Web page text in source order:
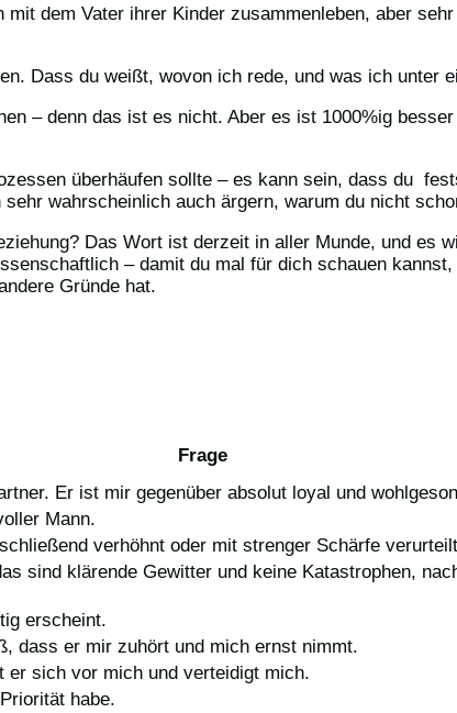
dem Vater ihrer Kinder zusammenleben, aber
Dass du weißt, wovon ich rede, und was ich unter
– denn das ist es nicht. Aber es ist 1000%ig
überhäufen sollte – es kann sein, dass du
wahrscheinlich auch ärgern, warum du nicht
Das Wort ist derzeit in aller Munde, und es
– damit du mal für dich schauen
Gründe hat.
Frage
Er ist mir gegenüber absolut loyal und
Mann.
verhöhnt oder mit strenger Schärfe
sind klärende Gewitter und keine Katastrophen,
erscheint.
dass er mir zuhört und mich ernst nimmt.
sich vor mich und verteidigt mich.
habe.